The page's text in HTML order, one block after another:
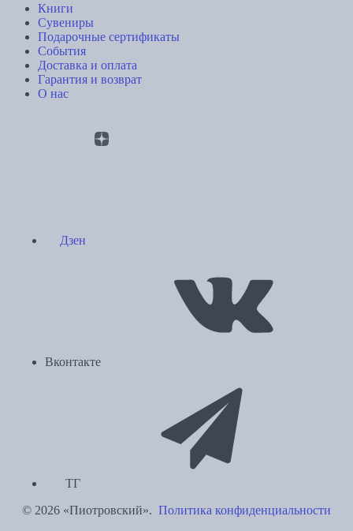
Книги
Сувениры
Подарочные сертификаты
События
Доставка и оплата
Гарантия и возврат
О нас
Дзен
Вконтакте
ТГ
© 2026 «Пиотровский». Политика конфиденциальности